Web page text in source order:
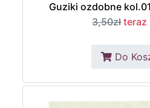
Guziki ozdobne
3,50zł teraz
Do